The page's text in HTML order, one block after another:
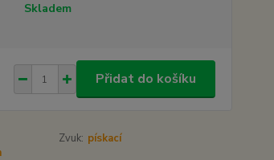
Skladem
Přidat do košíku
Zvuk: pískací